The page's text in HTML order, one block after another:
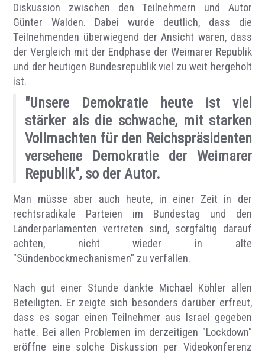
Diskussion zwischen den Teilnehmern und Autor
Günter Walden. Dabei wurde deutlich, dass die
Teilnehmenden überwiegend der Ansicht waren, dass
der Vergleich mit der Endphase der Weimarer Republik
und der heutigen Bundesrepublik viel zu weit hergeholt
ist.
"Unsere Demokratie heute ist viel
stärker als die schwache, mit starken
Vollmachten für den Reichspräsidenten
versehene Demokratie der Weimarer
Republik", so der Autor.
Man müsse aber auch heute, in einer Zeit in der
rechtsradikale Parteien im Bundestag und den
Länderparlamenten vertreten sind, sorgfältig darauf
achten, nicht wieder in alte
"Sündenbockmechanismen" zu verfallen.
Nach gut einer Stunde dankte Michael Köhler allen
Beteiligten. Er zeigte sich besonders darüber erfreut,
dass es sogar einen Teilnehmer aus Israel gegeben
hatte. Bei allen Problemen im derzeitigen "Lockdown"
eröffne eine solche Diskussion per Videokonferenz